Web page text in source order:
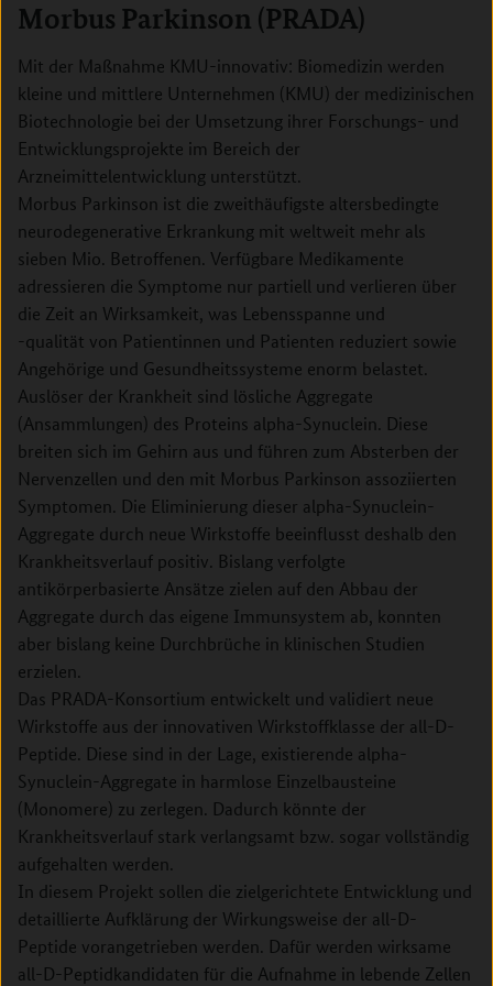
Morbus Parkinson (PRADA)
Mit der Maßnahme KMU-innovativ: Biomedizin werden
kleine und mittlere Unternehmen (KMU) der medizinischen
Biotechnologie bei der Umsetzung ihrer Forschungs- und
Entwicklungsprojekte im Bereich der
Arzneimittelentwicklung unterstützt.
Morbus Parkinson ist die zweithäufigste altersbedingte
neurodegenerative Erkrankung mit weltweit mehr als
sieben Mio. Betroffenen. Verfügbare Medikamente
adressieren die Symptome nur partiell und verlieren über
die Zeit an Wirksamkeit, was Lebensspanne und
-qualität von Patientinnen und Patienten reduziert sowie
Angehörige und Gesundheitssysteme enorm belastet.
Auslöser der Krankheit sind lösliche Aggregate
(Ansammlungen) des Proteins alpha-Synuclein. Diese
breiten sich im Gehirn aus und führen zum Absterben der
Nervenzellen und den mit Morbus Parkinson assoziierten
Symptomen. Die Eliminierung dieser alpha-Synuclein-
Aggregate durch neue Wirkstoffe beeinflusst deshalb den
Krankheitsverlauf positiv. Bislang verfolgte
antikörperbasierte Ansätze zielen auf den Abbau der
Aggregate durch das eigene Immunsystem ab, konnten
aber bislang keine Durchbrüche in klinischen Studien
erzielen.
Das PRADA-Konsortium entwickelt und validiert neue
Wirkstoffe aus der innovativen Wirkstoffklasse der all-D-
Peptide. Diese sind in der Lage, existierende alpha-
Synuclein-Aggregate in harmlose Einzelbausteine
(Monomere) zu zerlegen. Dadurch könnte der
Krankheitsverlauf stark verlangsamt bzw. sogar vollständig
aufgehalten werden.
In diesem Projekt sollen die zielgerichtete Entwicklung und
detaillierte Aufklärung der Wirkungsweise der all-D-
Peptide vorangetrieben werden. Dafür werden wirksame
all-D-Peptidkandidaten für die Aufnahme in lebende Zellen